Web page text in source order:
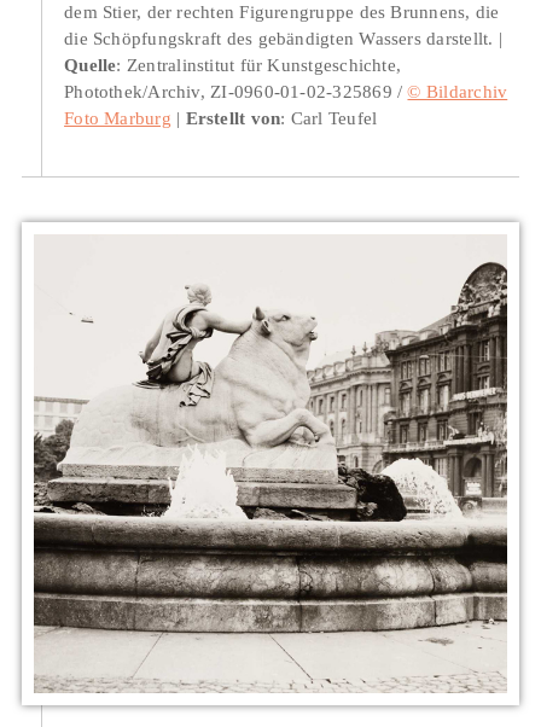
dem Stier, der rechten Figurengruppe des Brunnens, die
die Schöpfungskraft des gebändigten Wassers darstellt.
Quelle: Zentralinstitut für Kunstgeschichte,
Photothek/Archiv, ZI-0960-01-02-325869 /© Bildarchiv
Foto Marburg
Erstellt von: Carl Teufel